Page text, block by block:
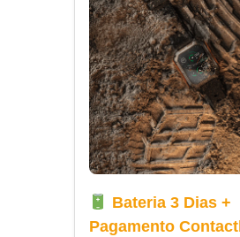
Bateria 3 Dias +
Pagamento